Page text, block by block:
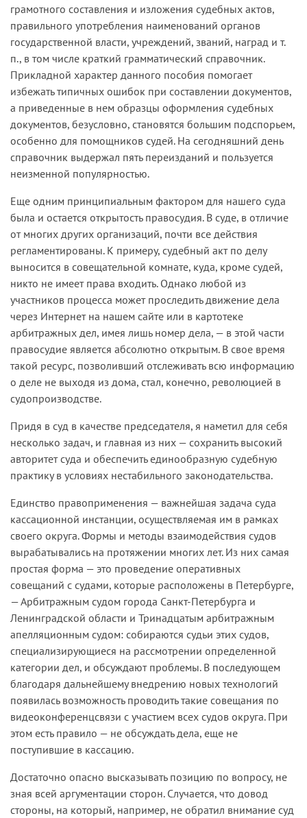
грамотного составления и изложения судебных актов,
правильного употребления наименований органов
государственной власти, учреждений, званий, наград и т.
п., в том числе краткий грамматический справочник.
Прикладной характер данного пособия помогает
избежать типичных ошибок при составлении документов,
а приведенные в нем образцы оформления судебных
документов, безусловно, становятся большим подспорьем,
особенно для помощников судей. На сегодняшний день
справочник выдержал пять переизданий и пользуется
неизменной популярностью.
Еще одним принципиальным фактором для нашего суда
была и остается открытость правосудия. В суде, в отличие
от многих других организаций, почти все действия
регламентированы. К примеру, судебный акт по делу
выносится в совещательной комнате, куда, кроме судей,
никто не имеет права входить. Однако любой из
участников процесса может проследить движение дела
через Интернет на нашем сайте или в картотеке
арбитражных дел, имея лишь номер дела, — в этой части
правосудие является абсолютно открытым. В свое время
такой ресурс, позволивший отслеживать всю информацию
о деле не выходя из дома, стал, конечно, революцией в
судопроизводстве.
Придя в суд в качестве председателя, я наметил для себя
несколько задач, и главная из них — сохранить высокий
авторитет суда и обеспечить единообразную судебную
практику в условиях нестабильного законодательства.
Единство правоприменения — важнейшая задача суда
кассационной инстанции, осуществляемая им в рамках
своего округа. Формы и методы взаимодействия судов
вырабатывались на протяжении многих лет. Из них самая
простая форма — это проведение оперативных
совещаний с судами, которые расположены в Петербурге,
— Арбитражным судом города Санкт-Петербурга и
Ленинградской области и Тринадцатым арбитражным
апелляционным судом: собираются судьи этих судов,
специализирующиеся на рассмотрении определенной
категории дел, и обсуждают проблемы. В последующем
благодаря дальнейшему внедрению новых технологий
появилась возможность проводить такие совещания по
видеоконференцсвязи с участием всех судов округа. При
этом есть правило — не обсуждать дела, еще не
поступившие в кассацию.
Достаточно опасно высказывать позицию по вопросу, не
зная всей аргументации сторон. Случается, что довод
стороны, на который, например, не обратил внимание суд